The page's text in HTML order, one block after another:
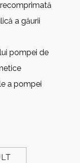
a găurii
pompei de
a pompei